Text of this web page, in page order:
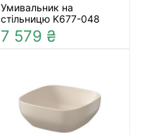
Умивальник на
стільницю K677-048
7 579 ₴